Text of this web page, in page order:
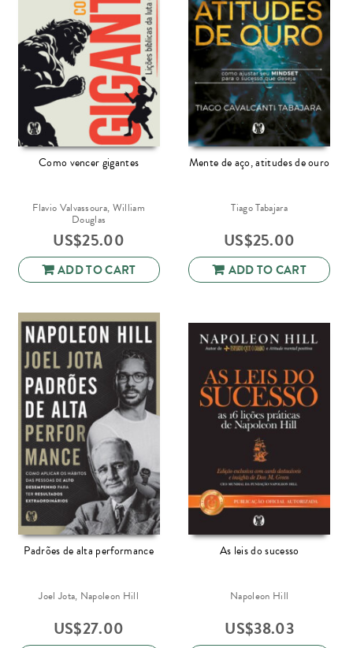
Como vencer gigantes
Flavio Valvassoura, William
Douglas
US$25.00
ADD TO CART
Mente de aço, atitudes de ouro
Tiago Tabajara
US$25.00
ADD TO CART
Padrões de alta performance
Joel Jota, Napoleon Hill
US$27.00
As leis do sucesso
Napoleon Hill
US$38.03